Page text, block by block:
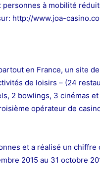
personnes à mobilité
http://www.joa-
en France, un site
de loisirs – (24
2 bowlings, 3 cinémas
opérateur de
et a réalisé un chiffre
2015 au 31 octobre